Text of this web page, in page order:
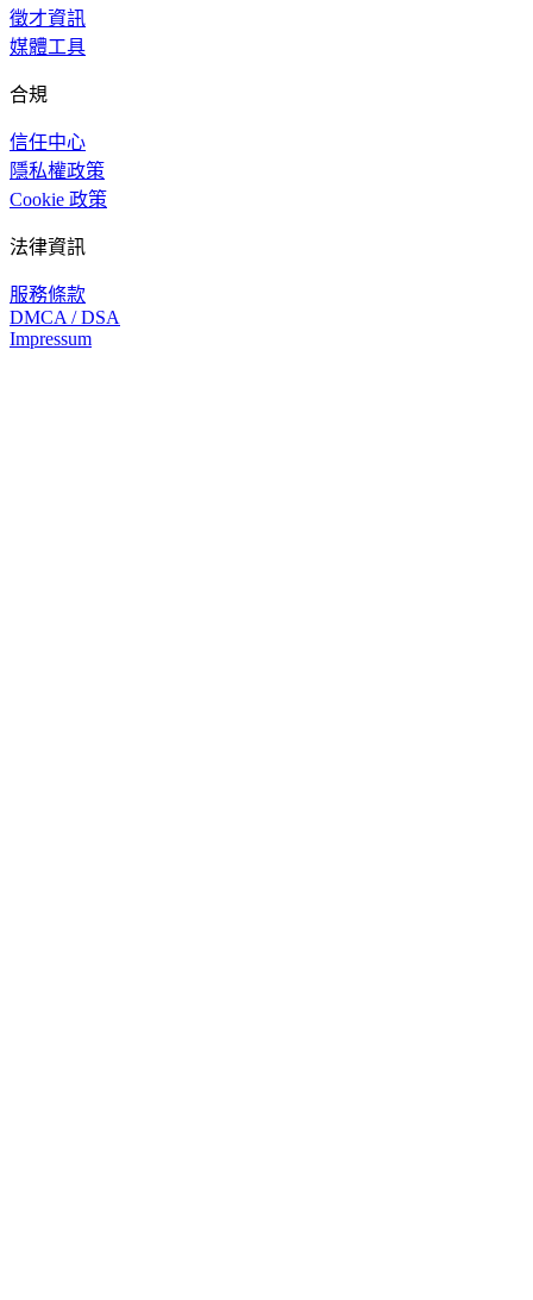
徵才資訊
媒體工具
合規
信任中心
隱私權政策
Cookie 政策
法律資訊
服務條款
DMCA / DSA
Impressum